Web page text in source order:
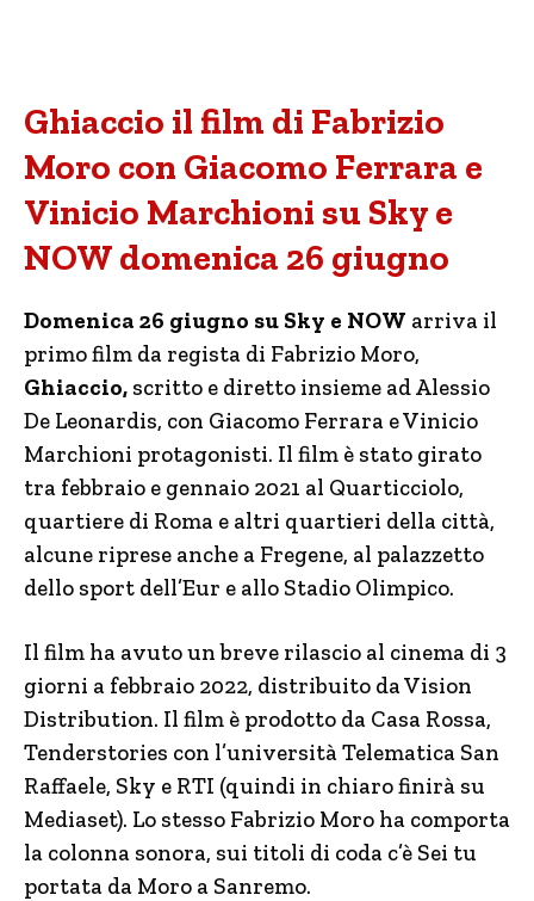
Ghiaccio il film di Fabrizio
Moro con Giacomo Ferrara e
Vinicio Marchioni su Sky e
NOW domenica 26 giugno
Domenica 26 giugno su Sky e NOW arriva il
primo film da regista di Fabrizio Moro,
Ghiaccio, scritto e diretto insieme ad Alessio
De Leonardis, con Giacomo Ferrara e Vinicio
Marchioni protagonisti. Il film è stato girato
tra febbraio e gennaio 2021 al Quarticciolo,
quartiere di Roma e altri quartieri della città,
alcune riprese anche a Fregene, al palazzetto
dello sport dell’Eur e allo Stadio Olimpico.
Il film ha avuto un breve rilascio al cinema di 3
giorni a febbraio 2022, distribuito da Vision
Distribution. Il film è prodotto da Casa Rossa,
Tenderstories con l’università Telematica San
Raffaele, Sky e RTI (quindi in chiaro finirà su
Mediaset). Lo stesso Fabrizio Moro ha comporta
la colonna sonora, sui titoli di coda c’è Sei tu
portata da Moro a Sanremo.